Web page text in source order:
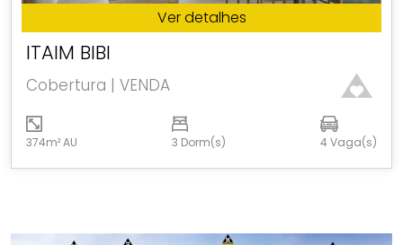
Ver detalhes
ITAIM BIBI
Cobertura | VENDA
374m² AU 3 Dorm(s) 4 Vaga(s)